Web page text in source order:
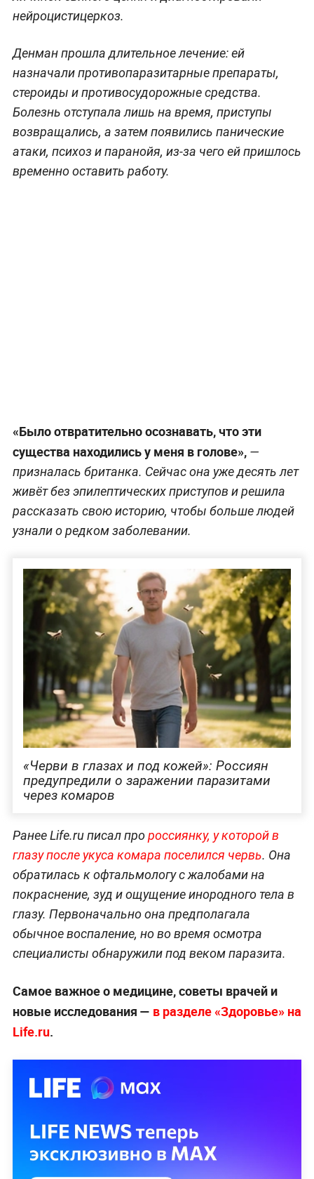
нейроцистицеркоз.
Денман прошла длительное лечение: ей
назначали противопаразитарные препараты,
стероиды и противосудорожные средства.
Болезнь отступала лишь на время, приступы
возвращались, а затем появились панические
атаки, психоз и паранойя, из-за чего ей пришлось
временно оставить работу.
«Было отвратительно осознавать, что эти
существа находились у меня в голове»,—
призналась британка. Сейчас она уже десять лет
живёт без эпилептических приступов и решила
рассказать свою историю, чтобы больше людей
узнали о редком заболевании.
«Черви в глазах и под кожей»: Россиян
предупредили о заражении паразитами
через комаров
Ранее Life.ru писал пророссиянку, у которой в
глазу после укуса комара поселился червь. Она
обратилась к офтальмологу с жалобами на
покраснение, зуд и ощущение инородного тела в
глазу. Первоначально она предполагала
обычное воспаление, но во время осмотра
специалисты обнаружили под веком паразита.
Самое важное о медицине, советы врачей и
новые исследования — в разделе «Здоровье» на
Life.ru.